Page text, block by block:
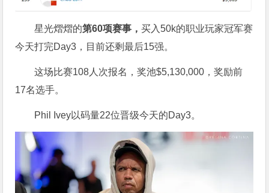
星光熠熠的第60项赛事，买入50k的职业玩家冠军赛
今天打完Day3，目前还剩最后15强。
这场比赛108人次报名，奖池$5,130,000，奖励前
17名选手。
Phil Ivey以码量22位晋级今天的Day3。